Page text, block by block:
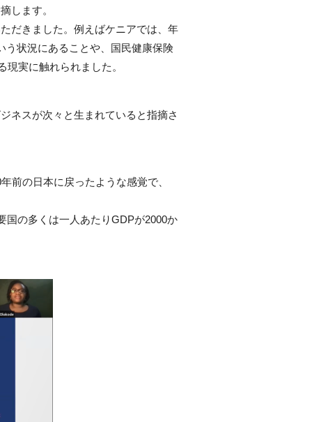
します。
だきました。例えばケニアでは、年
う状況にあることや、国民健康保険
実に触れられました。
ネスが次々と生まれていると指摘さ
前の日本に戻ったような感覚で、
国の多くは一人あたりGDPが2000か